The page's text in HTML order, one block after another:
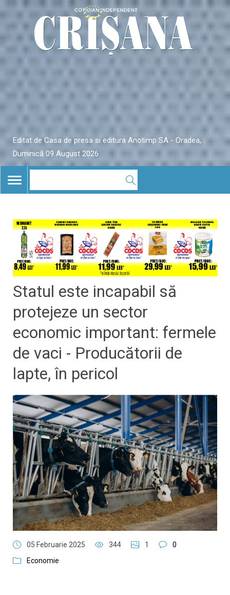
Editat de Casa de presa si editura Anotimp SA - Oradea,
Duminică 09 August 2026
TOGGLE
NAVIGATION
Statul este incapabil să
protejeze un sector
economic important: fermele
de vaci - Producătorii de
lapte, în pericol
05 Februarie 2025 344 1
0
Economie